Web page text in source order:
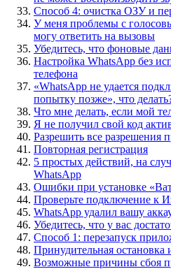
Способ 4: очистка ОЗУ и
У меня проблемы с
могу ответить на вызовы
Убедитесь, что фоновые
Настройка WhatsApp без
телефона
«WhatsApp не удается
попытку позже», что
Что мне делать, если мой
Я не получил свой код
Разрешить все разрешения
Повторная регистрация
5 простых действий, на
WhatsApp
Ошибки при установке
Проверьте подключение к
WhatsApp удалил вашу
Убедитесь, что у вас
Способ 1: перезапуск
Принудительная остановка
Возможные причины сбоя